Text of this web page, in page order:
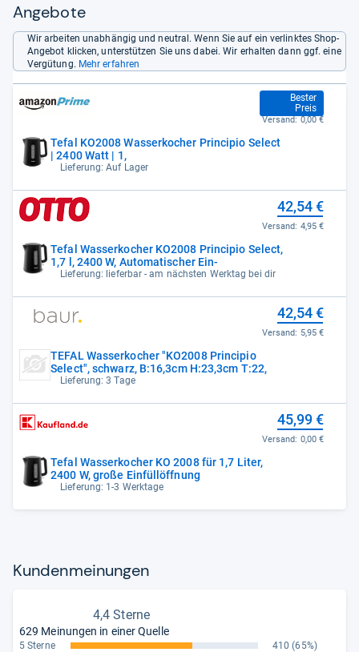
Angebote
Wir arbeiten unabhängig und neutral. Wenn Sie auf ein verlinktes Shop-
Angebot klicken, unterstützen Sie uns dabei. Wir erhalten dann ggf. eine
Vergütung. Mehr erfahren
Tefal KO2008 Wasserkocher Principio Select
| 2400 Watt | 1,
Lieferung: Auf Lager
Bester
Preis
42,54 €
Versand: 0,00 €
Tefal Wasserkocher KO2008 Principio Select,
1,7 l, 2400 W, Automatischer Ein-
Lieferung: lieferbar - am nächsten Werktag bei dir
42,54 €
Versand: 4,95 €
TEFAL Wasserkocher "KO2008 Principio
Select", schwarz, B:16,3cm H:23,3cm T:22,
Lieferung: 3 Tage
42,54 €
Versand: 5,95 €
Tefal Wasserkocher KO 2008 für 1,7 Liter,
2400 W, große Einfüllöffnung
Lieferung: 1-3 Werktage
45,99 €
Versand: 0,00 €
Kun­den­mei­nun­gen
4,4 Sterne
629 Meinungen in einer Quelle
5 Sterne 410 (65%)